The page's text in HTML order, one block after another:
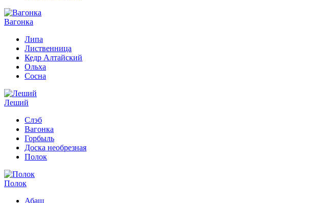
Вагонка
Липа
Лиственница
Кедр Алтайский
Ольха
Сосна
Леший
Слэб
Вагонка
Горбыль
Доска необрезная
Полок
Полок
Абаш